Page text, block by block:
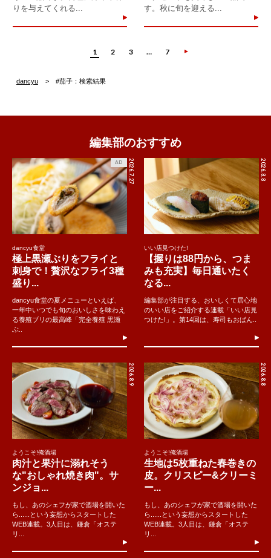
りを与えてくれる...
す。秋に旬を迎える...
1 2 3 … 7
dancyu #茄子：検索結果
編集部のおすすめ
2026.7.27
AD
dancyu食堂
極上黒瀬ぶりをフライと
刺身で！贅沢なフライ3種
盛り...
dancyu食堂の夏メニューといえば、
一年中いつでも旬のおいしさを味わえ
る養殖ブリの最高峰「完全養殖 黒瀬
ぶ..
2026.8.8
いい店見つけた!
【握りは88円から、つま
みも充実】毎日通いたく
なる...
編集部が注目する、おいしくて居心地
のいい店をご紹介する連載「いい店見
つけた!」。第14回は、寿司もおばん..
2026.8.9
ようこそ!俺酒場
肉汁と果汁に溺れそう
な"おしゃれ焼き肉"。サ
ンジョ...
もし、あのシェフが家で酒場を開いた
ら......という妄想からスタートした
WEB連載。3人目は、鎌倉「オステ
リ...
2026.8.8
ようこそ!俺酒場
生地は5枚重ねた春巻きの
皮。クリスピー&クリーミ
ー...
もし、あのシェフが家で酒場を開いた
ら......という妄想からスタートした
WEB連載。3人目は、鎌倉「オステ
リ...